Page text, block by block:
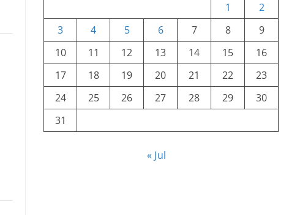
1
2
3
4 5 6 7 8
9
10
11 12 13 14 15
16
17
18 19 20 21 22
23
24
25 26 27 28 29
30
31
« Jul